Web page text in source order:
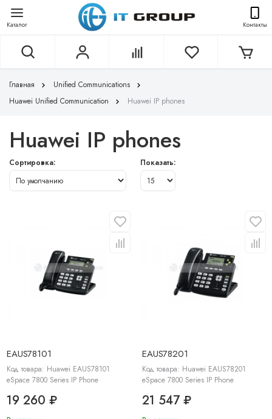
Каталог Контакты
Главная
Unified Communications
Huawei Unified Communication
Huawei IP phones
Huawei IP phones
Сортировка: Показать:
EAUS78101
Код товара: Huawei EAUS78101
eSpace 7800 Series IP Phone
19 260 ₽
EAUS78201
Код товара: Huawei EAUS78201
eSpace 7800 Series IP Phone
21 547 ₽